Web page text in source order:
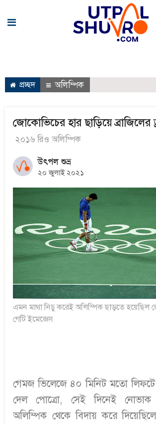
প্রচ্ছদ অলিম্পিক
জোকোভিচের হার ছাড়িয়ে ব্রাজিলের
২০১৬ রিও অলিম্পিক
উৎপল শুভ্র
২০ জুলাই ২০২১
এমন মাথা নিচু করেই অলিম্পিক ছাড়তে হয়েছিল
গেটি ইমেজেস
গেমজ ভিলেজে ৪০ মিনিট মতো
দেল পোত্রো, সেই দিনেই
অলিম্পিক থেকে বিদায় করে